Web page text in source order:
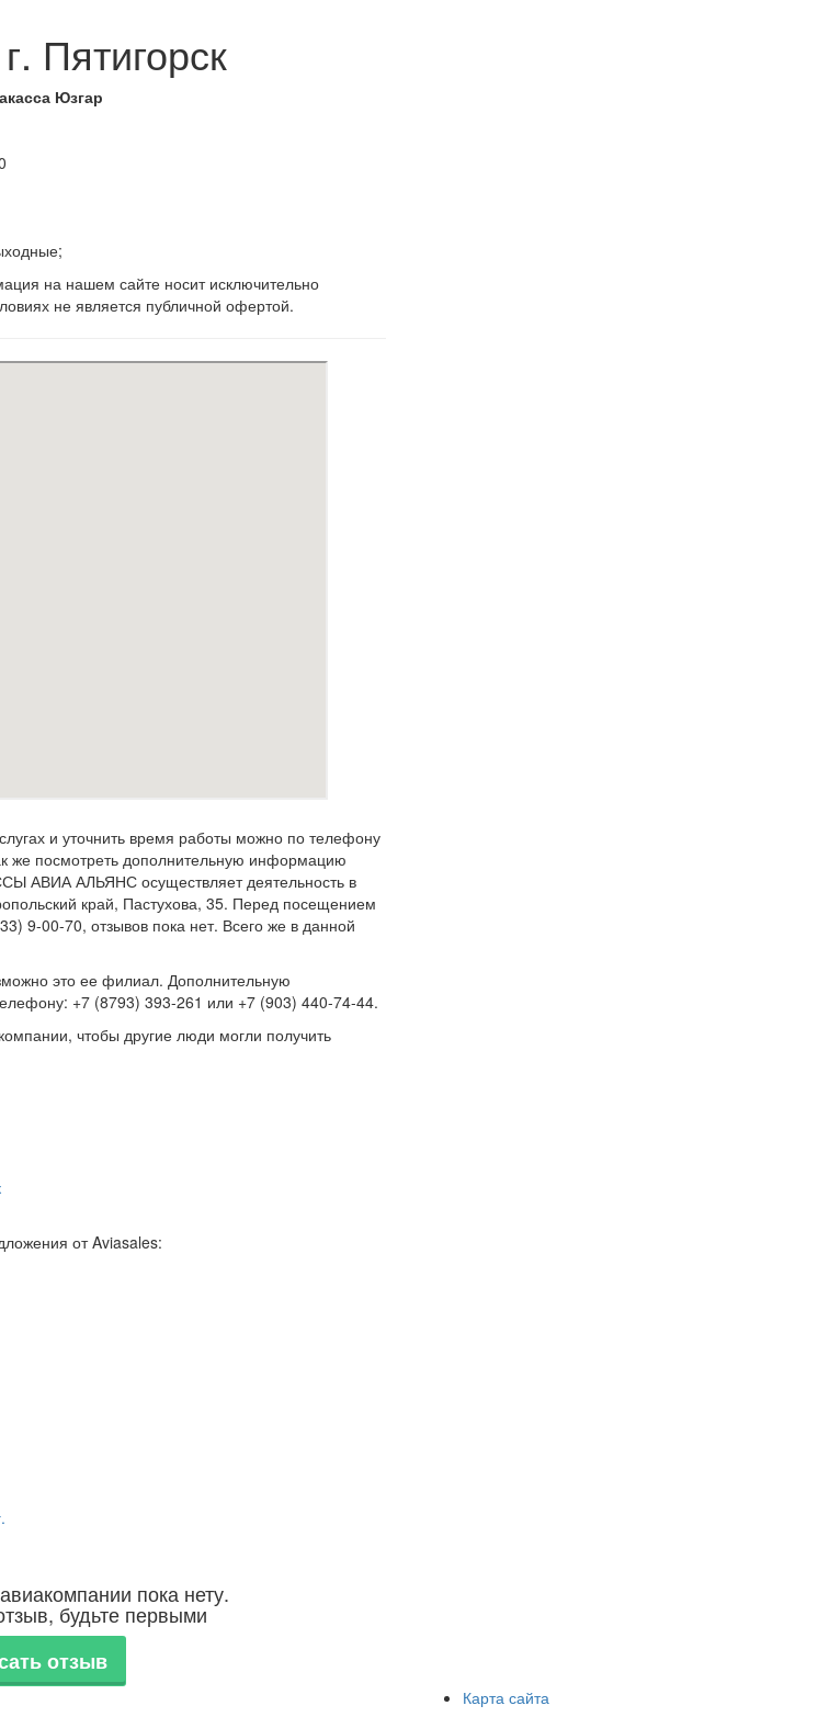
Пятигорск
Юзгар
на нашем сайте носит исключительно
не является публичной офертой.
и уточнить время работы можно по телефону
же посмотреть дополнительную информацию
АВИА АЛЬЯНС осуществляет деятельность в
край, Пастухова, 35. Перед посещением
9-00-70, отзывов пока нет. Всего же в данной
это ее филиал. Дополнительную
+7 (8793) 393-261 или +7 (903) 440-74-44.
чтобы другие люди могли получить
от Aviasales:
пока нету.
будьте первыми
отзыв
Карта сайта